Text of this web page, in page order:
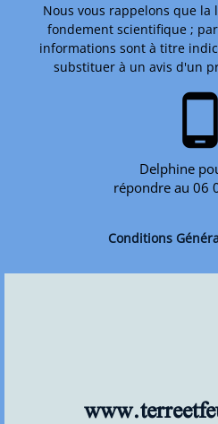
Nous vous rappelons que
fondement scientifique ;
informations sont à titre
substituer à un avis d'un
phone_android
Delphine
répondre au 06
Conditions